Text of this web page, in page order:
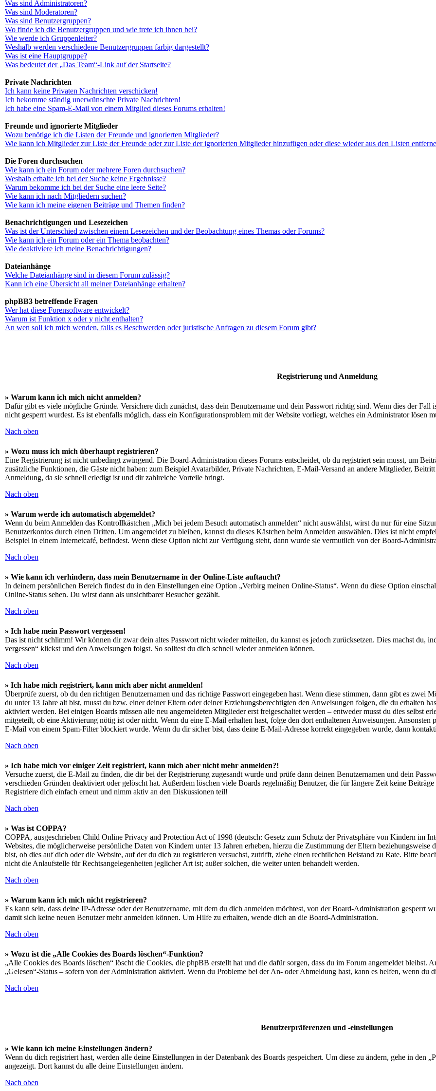
Was sind Administratoren?
Was sind Moderatoren?
Was sind Benutzergruppen?
Wo finde ich die Benutzergruppen und wie trete ich ihnen bei?
Wie werde ich Gruppenleiter?
Weshalb werden verschiedene Benutzergruppen farbig dargestellt?
Was ist eine Hauptgruppe?
Was bedeutet der „Das Team“-Link auf der Startseite?
Private Nachrichten
Ich kann keine Privaten Nachrichten verschicken!
Ich bekomme ständig unerwünschte Private Nachrichten!
Ich habe eine Spam-E-Mail von einem Mitglied dieses Forums erhalten!
Freunde und ignorierte Mitglieder
Wozu benötige ich die Listen der Freunde und ignorierten Mitglieder?
Wie kann ich Mitglieder zur Liste der Freunde oder zur Liste der ignorierten Mitglieder hinzufügen oder diese wieder aus den Listen
Die Foren durchsuchen
Wie kann ich ein Forum oder mehrere Foren durchsuchen?
Weshalb erhalte ich bei der Suche keine Ergebnisse?
Warum bekomme ich bei der Suche eine leere Seite?
Wie kann ich nach Mitgliedern suchen?
Wie kann ich meine eigenen Beiträge und Themen finden?
Benachrichtigungen und Lesezeichen
Was ist der Unterschied zwischen einem Lesezeichen und der Beobachtung eines Themas oder Forums?
Wie kann ich ein Forum oder ein Thema beobachten?
Wie deaktiviere ich meine Benachrichtigungen?
Dateianhänge
Welche Dateianhänge sind in diesem Forum zulässig?
Kann ich eine Übersicht all meiner Dateianhänge erhalten?
phpBB3 betreffende Fragen
Wer hat diese Forensoftware entwickelt?
Warum ist Funktion x oder y nicht enthalten?
An wen soll ich mich wenden, falls es Beschwerden oder juristische Anfragen zu diesem Forum gibt?
Registrierung und Anmeldung
» Warum kann ich mich nicht anmelden?
Dafür gibt es viele mögliche Gründe. Versichere dich zunächst, dass dein Benutzername und dein Passwort richtig sind. Wenn dies der
nicht gesperrt wurdest. Es ist ebenfalls möglich, dass ein Konfigurationsproblem mit der Website vorliegt, welches ein Administrator lösen
Nach oben
» Wozu muss ich mich überhaupt registrieren?
Eine Registrierung ist nicht unbedingt zwingend. Die Board-Administration dieses Forums entscheidet, ob du registriert sein musst, um
zusätzliche Funktionen, die Gäste nicht haben: zum Beispiel Avatarbilder, Private Nachrichten, E-Mail-Versand an andere Mitglieder,
Anmeldung, da sie schnell erledigt ist und dir zahlreiche Vorteile bringt.
Nach oben
» Warum werde ich automatisch abgemeldet?
Wenn du beim Anmelden das Kontrollkästchen „Mich bei jedem Besuch automatisch anmelden“ nicht auswählst, wirst du nur für eine
Benutzerkontos durch einen Dritten. Um angemeldet zu bleiben, kannst du dieses Kästchen beim Anmelden auswählen. Dies ist nicht
Beispiel in einem Internetcafé, befindest. Wenn diese Option nicht zur Verfügung steht, dann wurde sie vermutlich von der Board-
Nach oben
» Wie kann ich verhindern, dass mein Benutzername in der Online-Liste auftaucht?
In deinem persönlichen Bereich findest du in den Einstellungen eine Option „Verbirg meinen Online-Status“. Wenn du diese Option
Online-Status sehen. Du wirst dann als unsichtbarer Besucher gezählt.
Nach oben
» Ich habe mein Passwort vergessen!
Das ist nicht schlimm! Wir können dir zwar dein altes Passwort nicht wieder mitteilen, du kannst es jedoch zurücksetzen. Dies machst du,
vergessen“ klickst und den Anweisungen folgst. So solltest du dich schnell wieder anmelden können.
Nach oben
» Ich habe mich registriert, kann mich aber nicht anmelden!
Überprüfe zuerst, ob du den richtigen Benutzernamen und das richtige Passwort eingegeben hast. Wenn diese stimmen, dann gibt es zwei
du unter 13 Jahre alt bist, musst du bzw. einer deiner Eltern oder deiner Erziehungsberechtigten den Anweisungen folgen, die du erhalten
aktiviert werden. Bei einigen Boards müssen alle neu angemeldeten Mitglieder erst freigeschaltet werden – entweder musst du dies selbst
mitgeteilt, ob eine Aktivierung nötig ist oder nicht. Wenn du eine E-Mail erhalten hast, folge den dort enthaltenen Anweisungen.
E-Mail von einem Spam-Filter blockiert wurde. Wenn du dir sicher bist, dass deine E-Mail-Adresse korrekt eingegeben wurde, dann
Nach oben
» Ich habe mich vor einiger Zeit registriert, kann mich aber nicht mehr anmelden?!
Versuche zuerst, die E-Mail zu finden, die dir bei der Registrierung zugesandt wurde und prüfe dann deinen Benutzernamen und dein
verschieden Gründen deaktiviert oder gelöscht hat. Außerdem löschen viele Boards regelmäßig Benutzer, die für längere Zeit keine
Registriere dich einfach erneut und nimm aktiv an den Diskussionen teil!
Nach oben
» Was ist COPPA?
COPPA, ausgeschrieben Child Online Privacy and Protection Act of 1998 (deutsch: Gesetz zum Schutz der Privatsphäre von Kindern im
Websites, die möglicherweise persönliche Daten von Kindern unter 13 Jahren erheben, hierzu die Zustimmung der Eltern beziehungsweise
bist, ob dies auf dich oder die Website, auf der du dich zu registrieren versuchst, zutrifft, ziehe einen rechtlichen Beistand zu Rate. Bitte
nicht die Anlaufstelle für Rechtsangelegenheiten jeglicher Art ist; außer solchen, die weiter unten behandelt werden.
Nach oben
» Warum kann ich mich nicht registrieren?
Es kann sein, dass deine IP-Adresse oder der Benutzername, mit dem du dich anmelden möchtest, von der Board-Administration gesperrt
damit sich keine neuen Benutzer mehr anmelden können. Um Hilfe zu erhalten, wende dich an die Board-Administration.
Nach oben
» Wozu ist die „Alle Cookies des Boards löschen“-Funktion?
„Alle Cookies des Boards löschen“ löscht die Cookies, die phpBB erstellt hat und die dafür sorgen, dass du im Forum angemeldet bleibst.
„Gelesen“-Status – sofern von der Administration aktiviert. Wenn du Probleme bei der An- oder Abmeldung hast, kann es helfen, wenn du
Nach oben
Benutzerpräferenzen und -einstellungen
» Wie kann ich meine Einstellungen ändern?
Wenn du dich registriert hast, werden alle deine Einstellungen in der Datenbank des Boards gespeichert. Um diese zu ändern, gehe in den
angezeigt. Dort kannst du alle deine Einstellungen ändern.
Nach oben